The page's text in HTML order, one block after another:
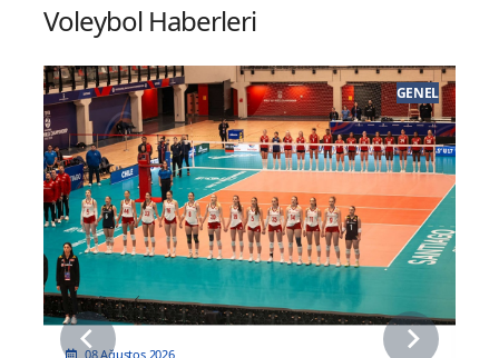
Voleybol Haberleri
08 Ağustos 2026
GENEL